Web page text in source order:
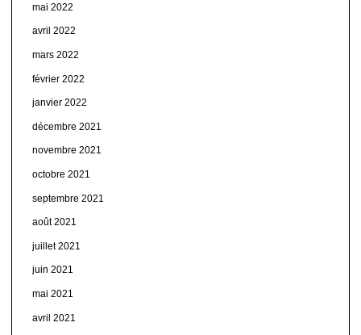
mai 2022
avril 2022
mars 2022
février 2022
janvier 2022
décembre 2021
novembre 2021
octobre 2021
septembre 2021
août 2021
juillet 2021
juin 2021
mai 2021
avril 2021